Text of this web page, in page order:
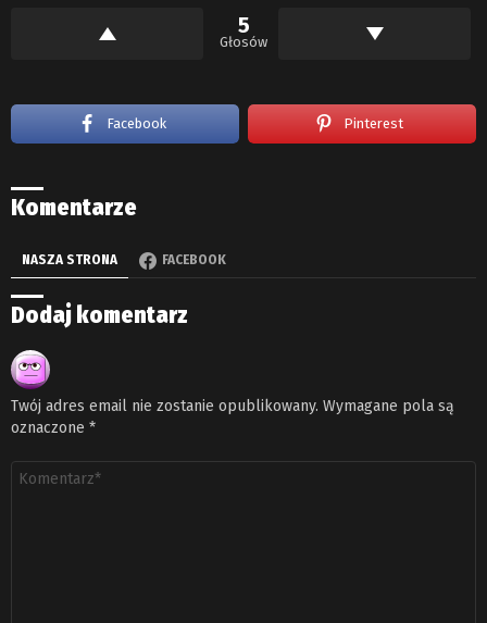
5
Głosów
Facebook Pinterest
Komentarze
NASZA STRONA FACEBOOK
Dodaj komentarz
Twój adres email nie zostanie opublikowany. Wymagane pola są
oznaczone *
Komentarz